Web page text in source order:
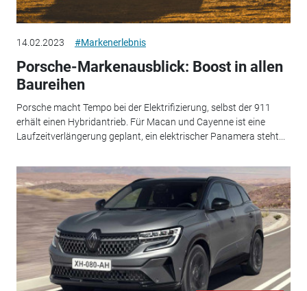
14.02.2023 #Markenerlebnis
Porsche-Markenausblick: Boost in allen
Baureihen
Porsche macht Tempo bei der Elektrifizierung, selbst der 911
erhält einen Hybridantrieb. Für Macan und Cayenne ist eine
Laufzeitverlängerung geplant, ein elektrischer Panamera steht...